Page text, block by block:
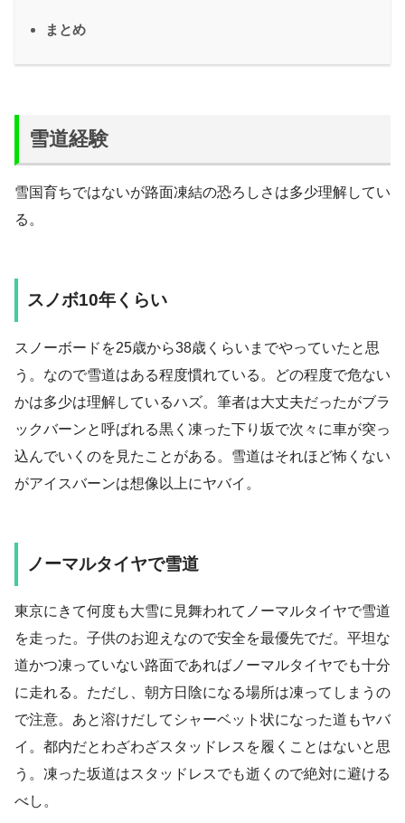
まとめ
雪道経験
雪国育ちではないが路面凍結の恐ろしさは多少理解してい
る。
スノボ10年くらい
スノーボードを25歳から38歳くらいまでやっていたと思
う。なので雪道はある程度慣れている。どの程度で危ない
かは多少は理解しているハズ。筆者は大丈夫だったがブラ
ックバーンと呼ばれる黒く凍った下り坂で次々に車が突っ
込んでいくのを見たことがある。雪道はそれほど怖くない
がアイスバーンは想像以上にヤバイ。
ノーマルタイヤで雪道
東京にきて何度も大雪に見舞われてノーマルタイヤで雪道
を走った。子供のお迎えなので安全を最優先でだ。平坦な
道かつ凍っていない路面であればノーマルタイヤでも十分
に走れる。ただし、朝方日陰になる場所は凍ってしまうの
で注意。あと溶けだしてシャーベット状になった道もヤバ
イ。都内だとわざわざスタッドレスを履くことはないと思
う。凍った坂道はスタッドレスでも逝くので絶対に避ける
べし。